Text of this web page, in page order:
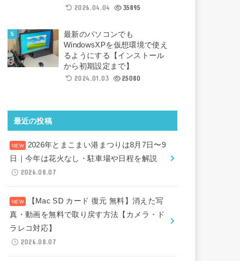
2026.04.04
35895
最新のパソコンでも
WindowsXPを仮想環境で使え
るようにする【インストール
から初期設定まで】
2024.01.03
25080
最近の投稿
2026年とまこまい港まつりは8月7日〜9
日｜今年は花火なし・駐車場や日程を解説
2026.08.07
【Mac SD カード 復元 無料】消えた写
真・動画を無料で取り戻す方法【カメラ・ド
ラレコ対応】
2026.08.07